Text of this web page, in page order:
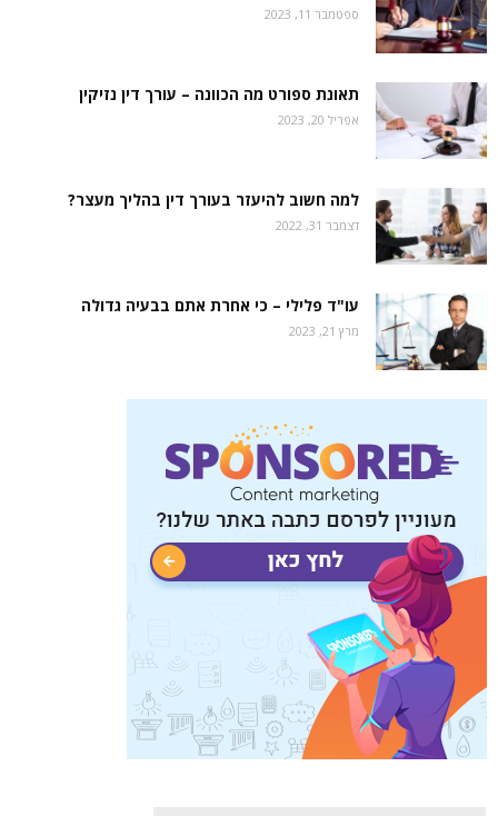
ספטמבר 11, 2023
תאונת ספורט מה הכוונה – עורך דין נזיקין
אפריל 20, 2023
למה חשוב להיעזר בעורך דין בהליך מעצר?
דצמבר 31, 2022
עו"ד פלילי – כי אחרת אתם בבעיה גדולה
מרץ 21, 2023